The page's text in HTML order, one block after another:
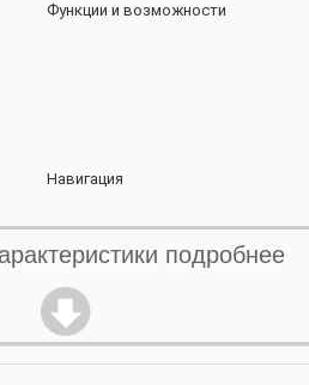
Функции и возможности
Навигация
Питание
Быстраязарядка
подробнее